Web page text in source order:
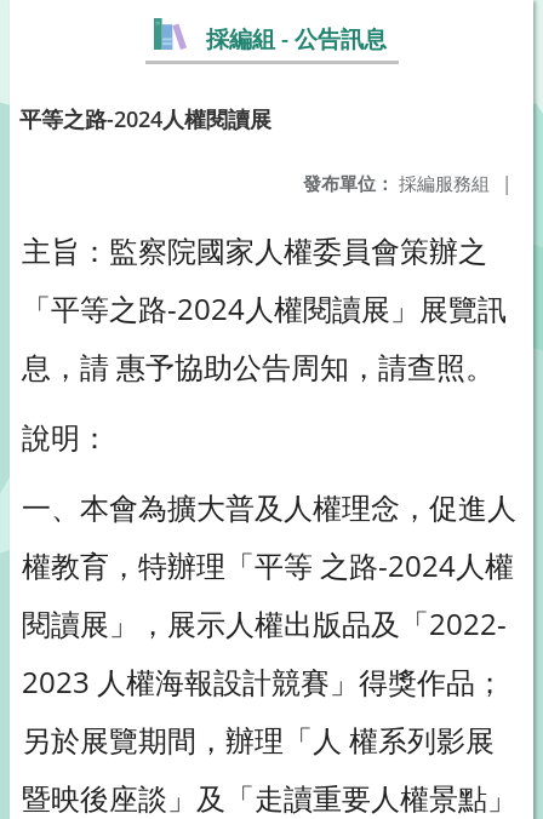
採編組 - 公告訊息
平等之路-2024人權閱讀展
發布單位： 採編服務組 |
主旨：監察院國家人權委員會策辦之
「平等之路-2024人權閱讀展」展覽訊
息，請 惠予協助公告周知，請查照。
說明：
一、本會為擴大普及人權理念，促進人
權教育，特辦理「平等 之路-2024人權
閱讀展」，展示人權出版品及「2022-
2023 人權海報設計競賽」得獎作品；
另於展覽期間，辦理「人 權系列影展
暨映後座談」及「走讀重要人權景點」